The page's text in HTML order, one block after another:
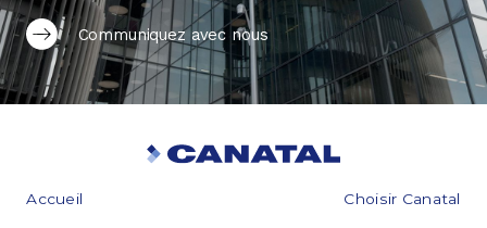
Communiquez avec nous
Accueil Choisir Canatal